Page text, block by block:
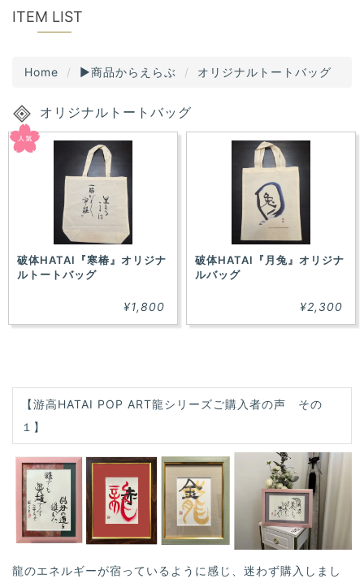
える“お守りアート”が欲しい方に最適なラインナップ
です。
ITEM LIST
Home ▶商品からえらぶ オリジナルトートバッグ
オリジナルトートバッグ
破体HATAI『寒椿』オリジナ
ルトートバッグ
¥1,800
破体HATAI『月兔』オリジナ
ルバッグ
¥2,300
【游高HATAI POP ART龍シリーズご購入者の声 その
１】
龍のエネルギーが宿っているように感じ、迷わず購入しまし